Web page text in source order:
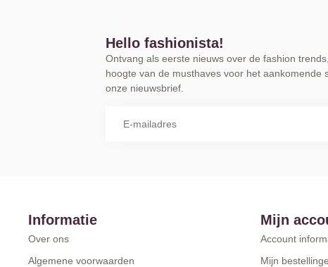
Hello fashionista!
Ontvang als eerste nieuws over de fashion
hoogte van de musthaves voor het aankomende
onze nieuwsbrief.
Informatie
Over ons
Algemene voorwaarden
Mijn
Account
Mijn